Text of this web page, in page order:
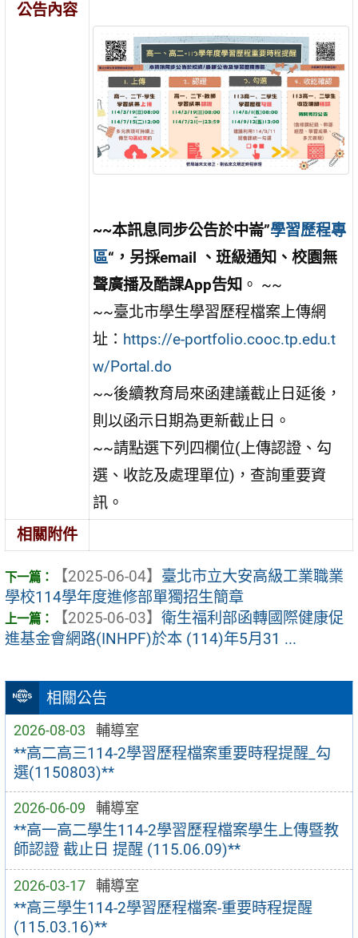
相關公告
2026-08-03 輔導室
**高二高三114-2學習歷程檔案重要時程提醒_勾
選(1150803)**
2026-06-09 輔導室
**高一高二學生114-2學習歷程檔案學生上傳暨教
師認證 截止日 提醒 (115.06.09)**
2026-03-17 輔導室
**高三學生114-2學習歷程檔案-重要時程提醒
(115.03.16)**
公告內容
~~本訊息同步公告於中崙”學習歷程專
區“ ，另採email 、班級通知、校園無
聲廣播及酷課App告知 。 ~~
~~臺北市學生學習歷程檔案上傳網
址 ： https://e-portfolio.cooc.tp.edu.t
w/Portal.do
~~後續教育局來函建議截止日延後，
則以函示日期為更新截止日。
~~請點選下列四欄位(上傳認證、勾
選、收訖及處理單位)，查詢重要資
訊。
相關附件
【2025-06-04】 臺北市立大安高級工業職業
學校114學年度進修部單獨招生簡章
【2025-06-03】 衛生福利部函轉國際健康促
進基金會網路(INHPF)於本 (114)年5月31 ...